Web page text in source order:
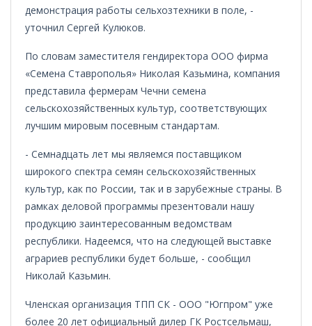
демонстрация работы сельхозтехники в поле, -
уточнил Сергей Кулюков.
По словам заместителя гендиректора ООО фирма
«Семена Ставрополья» Николая Казьмина, компания
представила фермерам Чечни семена
сельскохозяйственных культур, соответствующих
лучшим мировым посевным стандартам.
- Семнадцать лет мы являемся поставщиком
широкого спектра семян сельскохозяйственных
культур, как по России, так и в зарубежные страны. В
рамках деловой программы презентовали нашу
продукцию заинтересованным ведомствам
республики. Надеемся, что на следующей выставке
аграриев республики будет больше, - сообщил
Николай Казьмин.
Членская организация ТПП СК - ООО "Югпром" уже
более 20 лет официальный дилер ГК Ростсельмаш,